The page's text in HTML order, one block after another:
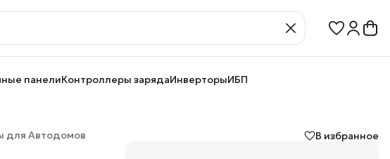
панелиКонтроллеры зарядаИнверторыИБП
для Автодомов В избранное